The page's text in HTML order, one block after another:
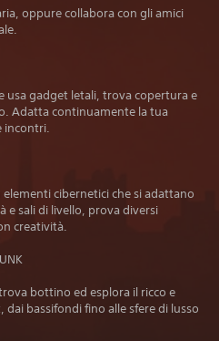
oppure collabora con gli amici
usa gadget letali, trova copertura e
Adatta continuamente la tua
incontri.
cibernetici che si adattano
e sali di livello, prova diversi
creatività.
bottino ed esplora il ricco e
bassifondi fino alle sfere di lusso